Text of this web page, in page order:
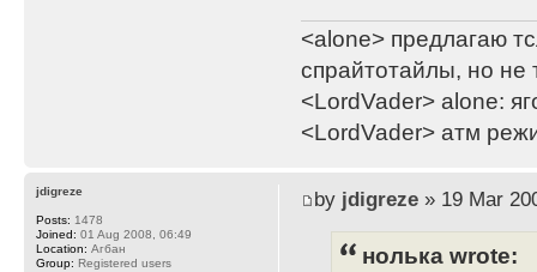
<alone> предлагаю
спрайтотайлы, но не
<LordVader> alone:
<LordVader> атм
by jdigreze» 19 Mar
нолька wrote:
jdigreze
Posts: 1478
Joined: 01 Aug 2008, 06:49
Location: Агбан
Group: Registered users